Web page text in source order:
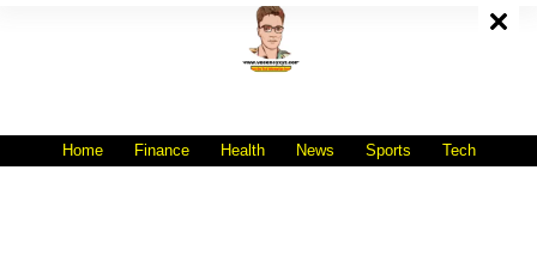
Home Finance Health News Sports Tech